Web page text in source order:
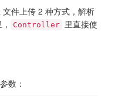
件上传 2 种方式，解析
Controller
里直接使
数：